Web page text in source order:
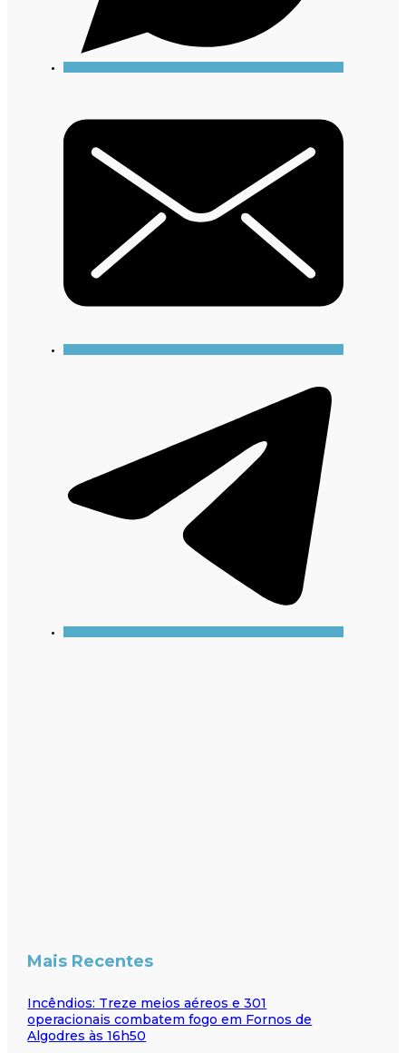
Mais Recentes
Incêndios: Treze meios aéreos e 301
operacionais combatem fogo em Fornos de
Algodres às 16h50